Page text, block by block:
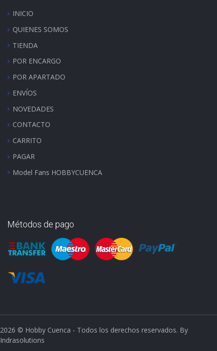
INICIO
QUIENES SOMOS
TIENDA
POR ENCARGO
POR APARTADO
ENVÍOS
NOVEDADES
CONTACTO
CARRITO
PAGAR
Model Fans HOBBYCUENCA
Métodos de pago
2026 © Hobby Cuenca - Todos los derechos reservados. By
Indrasolutions